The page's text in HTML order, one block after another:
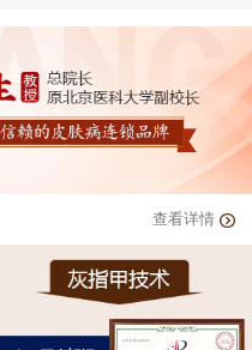
查看详情